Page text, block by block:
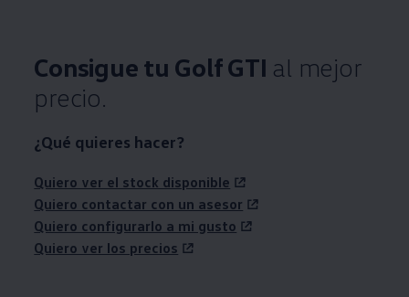
Consigue tu Golf GTI al mejor
precio.
¿Qué quieres hacer?
Quiero ver el stock disponible
Quiero contactar con un asesor
Quiero configurarlo a mi gusto
Quiero ver los precios